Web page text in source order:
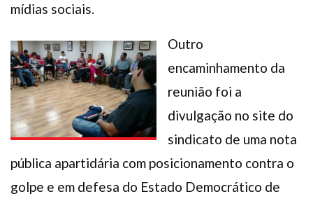
mídias sociais.
Outro
encaminhamento da
reunião foi a
divulgação no site do
sindicato de uma nota
pública apartidária com posicionamento contra o
golpe e em defesa do Estado Democrático de